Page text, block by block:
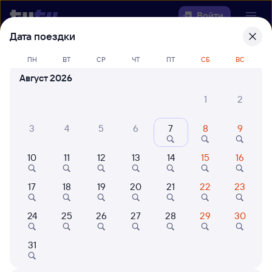
Войти
Выберите день, чтобы найтиж/д
билеты Сура — Некоуз
Куда
Когда
Кто едет
Найти поезда
Дата поездки
ПН ВТ СР ЧТ ПТ СБ ВС
Август 2026
1
2
3 4 5 6 7 8 9
10 11 12 13 14 15 16
17 18 19 20 21 22 23
24 25 26 27 28 29 30
31